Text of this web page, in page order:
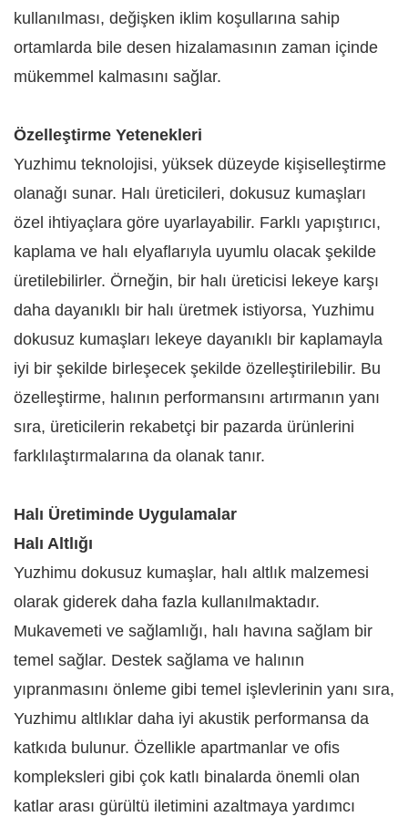
kullanılması, değişken iklim koşullarına sahip
ortamlarda bile desen hizalamasının zaman içinde
mükemmel kalmasını sağlar.
Özelleştirme Yetenekleri​
Yuzhimu teknolojisi, yüksek düzeyde kişiselleştirme
olanağı sunar. Halı üreticileri, dokusuz kumaşları
özel ihtiyaçlara göre uyarlayabilir. Farklı yapıştırıcı,
kaplama ve halı elyaflarıyla uyumlu olacak şekilde
üretilebilirler. Örneğin, bir halı üreticisi lekeye karşı
daha dayanıklı bir halı üretmek istiyorsa, Yuzhimu
dokusuz kumaşları lekeye dayanıklı bir kaplamayla
iyi bir şekilde birleşecek şekilde özelleştirilebilir. Bu
özelleştirme, halının performansını artırmanın yanı
sıra, üreticilerin rekabetçi bir pazarda ürünlerini
farklılaştırmalarına da olanak tanır.
Halı Üretiminde Uygulamalar
Halı Altlığı
Yuzhimu dokusuz kumaşlar, halı altlık malzemesi
olarak giderek daha fazla kullanılmaktadır.
Mukavemeti ve sağlamlığı, halı havına sağlam bir
temel sağlar. Destek sağlama ve halının
yıpranmasını önleme gibi temel işlevlerinin yanı sıra,
Yuzhimu altlıklar daha iyi akustik performansa da
katkıda bulunur. Özellikle apartmanlar ve ofis
kompleksleri gibi çok katlı binalarda önemli olan
katlar arası gürültü iletimini azaltmaya yardımcı